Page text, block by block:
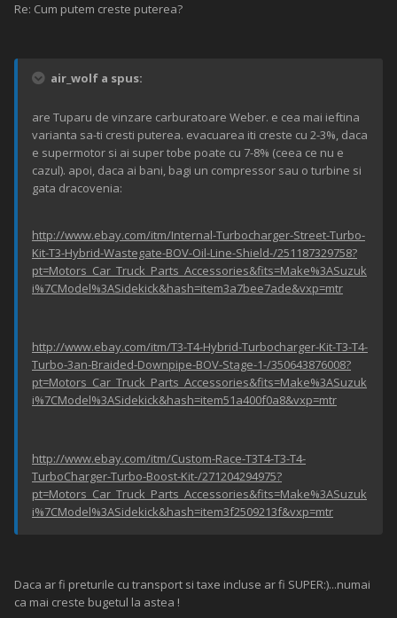
Re: Cum putem creste puterea?
air_wolf a spus:
are Tuparu de vinzare carburatoare Weber. e cea mai ieftina
varianta sa-ti cresti puterea. evacuarea iti creste cu 2-3%, daca
e supermotor si ai super tobe poate cu 7-8% (ceea ce nu e
cazul). apoi, daca ai bani, bagi un compressor sau o turbine si
gata dracovenia:
http://www.ebay.com/itm/Internal-Turbocharger-Street-Turbo-
Kit-T3-Hybrid-Wastegate-BOV-Oil-Line-Shield-/251187329758?
pt=Motors_Car_Truck_Parts_Accessories&fits=Make%3ASuzuk
i%7CModel%3ASidekick&hash=item3a7bee7ade&vxp=mtr
http://www.ebay.com/itm/T3-T4-Hybrid-Turbocharger-Kit-T3-T4-
Turbo-3an-Braided-Downpipe-BOV-Stage-1-/350643876008?
pt=Motors_Car_Truck_Parts_Accessories&fits=Make%3ASuzuk
i%7CModel%3ASidekick&hash=item51a400f0a8&vxp=mtr
http://www.ebay.com/itm/Custom-Race-T3T4-T3-T4-
TurboCharger-Turbo-Boost-Kit-/271204294975?
pt=Motors_Car_Truck_Parts_Accessories&fits=Make%3ASuzuk
i%7CModel%3ASidekick&hash=item3f2509213f&vxp=mtr
Daca ar fi preturile cu transport si taxe incluse ar fi SUPER:)...numai
ca mai creste bugetul la astea !